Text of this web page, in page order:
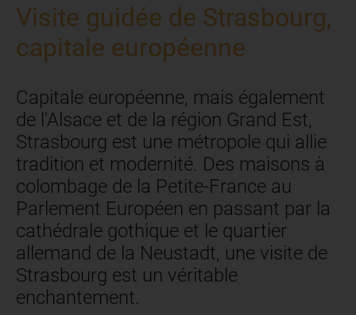
Visite guidée de Strasbourg,
capitale européenne
Capitale européenne, mais également
de l'Alsace et de la région Grand Est,
Strasbourg est une métropole qui allie
tradition et modernité. Des maisons à
colombage de la Petite-France au
Parlement Européen en passant par la
cathédrale gothique et le quartier
allemand de la Neustadt, une visite de
Strasbourg est un véritable
enchantement.